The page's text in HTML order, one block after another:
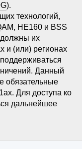
).
технологий,
HE160 и BSS
должны их
и (или) регионах
Данный
обязательные
Для доступа ко
дальнейшее